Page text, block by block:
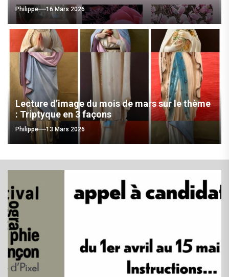
Philippe 16 Mars 2026
Lecture d’image du mois de mars sur le thème
: Triptyque en 3 façons
Philippe 13 Mars 2026